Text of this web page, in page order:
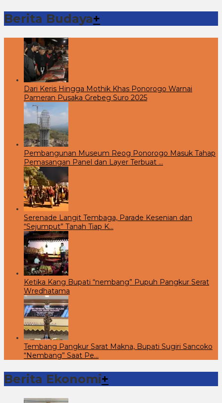
Berita Budaya+
Dari Keris Hingga Mothik Khas Ponorogo Warnai
Pameran Pusaka Grebeg Suro 2025
Pembangunan Museum Reog Ponorogo Masuk Tahap
Pemasangan Panel dan Layer Terbuat …
Serenade Langit Tembaga, Parade Kesenian dan
“Sejumput” Tanah Tiap K…
Ketika Kang Bupati “nembang” Pupuh Pangkur Serat
Wredhatama
Tembang Pangkur Sarat Makna, Bupati Sugiri Sancoko
“Nembang” Saat Pe…
Berita Ekonomi+